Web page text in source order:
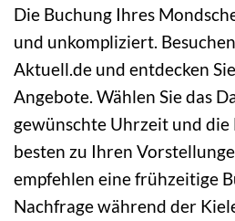
Die Buchung Ihres
und unkompliziert.
Aktuell.de und entdecken
Angebote. Wählen Sie das
gewünschte Uhrzeit und die
besten zu Ihren
empfehlen eine frühzeitige
Nachfrage während der